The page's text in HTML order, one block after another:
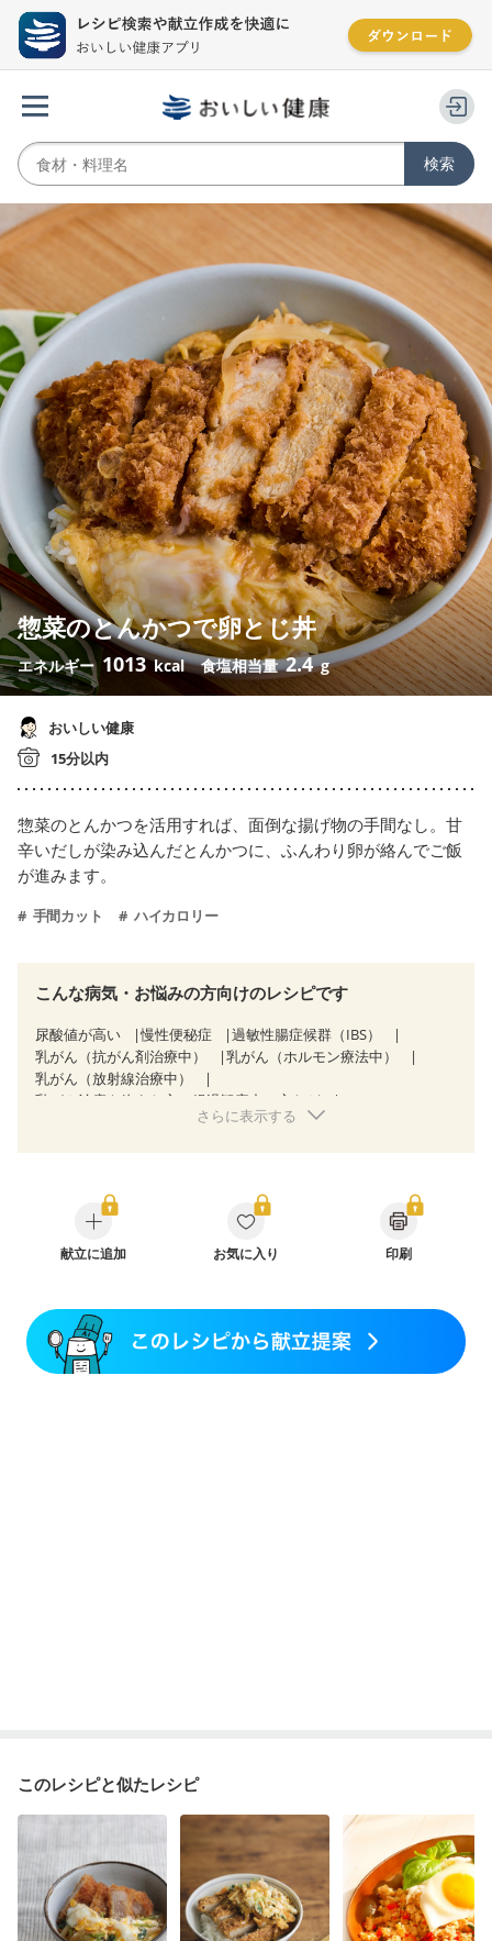
惣菜のとんかつで卵とじ丼
エネルギー 1013 kcal 食塩相当量2.4 g
おいしい健康
15分以内
惣菜のとんかつを活用すれば、面倒な揚げ物の手間なし。甘
辛いだしが染み込んだとんかつに、ふんわり卵が絡んでご飯
が進みます。
手間カット ハイカロリー
こんな病気・お悩みの方向けのレシピです
尿酸値が高い 慢性便秘症
過敏性腸症候群（IBS）
乳がん（抗がん剤治療中）
乳がん（ホルモン療法中）
乳がん（放射線治療中）
乳がん治療を終えた方・経過観察中の方など
食欲がない
産後（母乳）
さらに表示する
献立に追加 お気に入り 印刷
このレシピと似たレシピ